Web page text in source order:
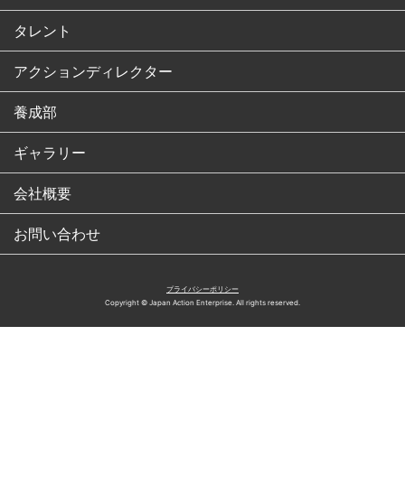
タレント
アクションディレクター
養成部
ギャラリー
会社概要
お問い合わせ
プライバシーポリシー
Copyright © Japan Action Enterprise. All rights reserved.